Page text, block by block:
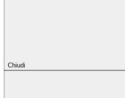
Chiudi